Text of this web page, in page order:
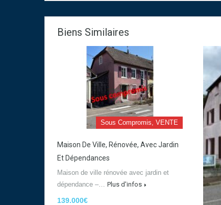
Biens Similaires
Sous Compromis, VENTE
Maison De Ville, Rénovée, Avec Jardin
Et Dépendances
Maison de ville rénovée avec jardin et
dépendance –… Plus d'infos
139.000€